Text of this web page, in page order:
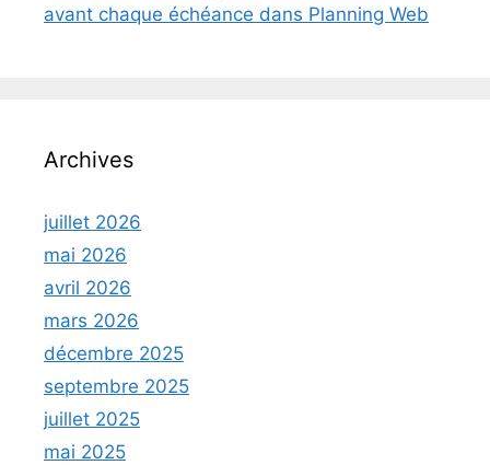
avant chaque échéance dans Planning Web
Archives
juillet 2026
mai 2026
avril 2026
mars 2026
décembre 2025
septembre 2025
juillet 2025
mai 2025